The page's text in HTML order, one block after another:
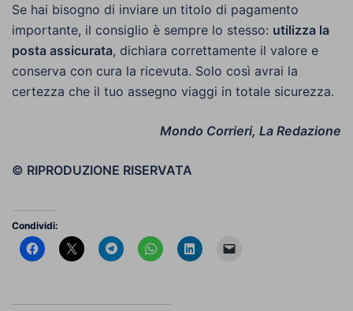
Se hai bisogno di inviare un titolo di pagamento
importante, il consiglio è sempre lo stesso: utilizza la
posta assicurata, dichiara correttamente il valore e
conserva con cura la ricevuta. Solo così avrai la
certezza che il tuo assegno viaggi in totale sicurezza.
Mondo Corrieri, La Redazione
© RIPRODUZIONE RISERVATA
Condividi: